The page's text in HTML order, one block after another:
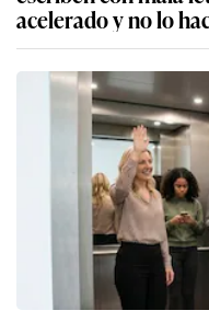
acelerado y no lo